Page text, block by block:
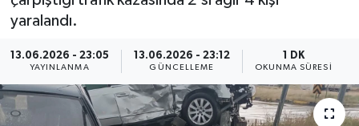
yaralandı.
13.06.2026 - 23:05
YAYINLANMA
13.06.2026 - 23:12
GÜNCELLEME
1 DK
OKUNMA SÜRESI